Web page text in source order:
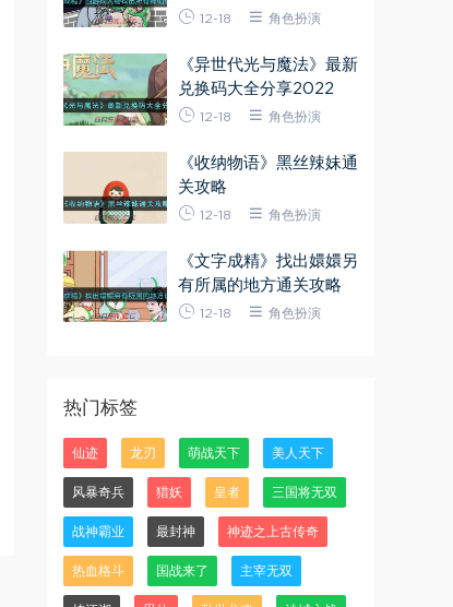
12-18 角色扮演
《异世代光与魔法》最新
兑换码大全分享2022
12-18 角色扮演
《收纳物语》黑丝辣妹通
关攻略
12-18 角色扮演
《文字成精》找出嬛嬛另
有所属的地方通关攻略
12-18 角色扮演
热门标签
仙迹 龙刃 萌战天下 美人天下
风暴奇兵 猎妖 皇者 三国将无双
战神霸业 最封神 神迹之上古传奇
热血格斗 国战来了 主宰无双